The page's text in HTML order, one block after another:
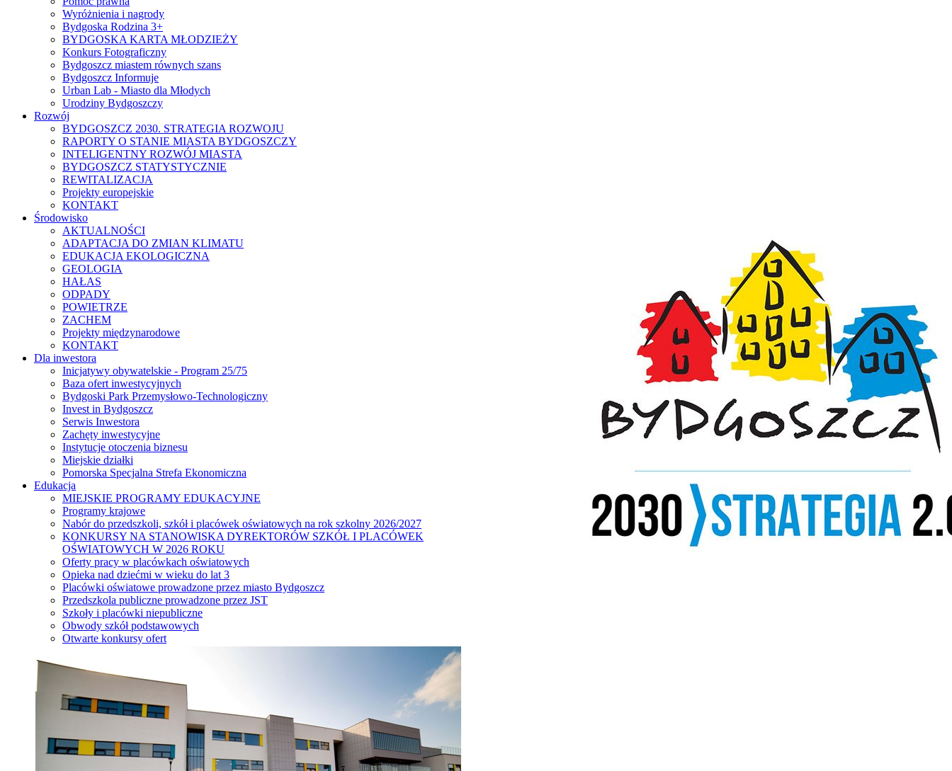
Wyróżnienia i nagrody
Bydgoska Rodzina 3+
BYDGOSKA KARTA MŁODZIEŻY
Konkurs Fotograficzny
Bydgoszcz miastem równych szans
Bydgoszcz Informuje
Urban Lab - Miasto dla Młodych
Urodziny Bydgoszczy
Rozwój
BYDGOSZCZ 2030. STRATEGIA ROZWOJU
RAPORTY O STANIE MIASTA BYDGOSZCZY
INTELIGENTNY ROZWÓJ MIASTA
BYDGOSZCZ STATYSTYCZNIE
REWITALIZACJA
Projekty europejskie
KONTAKT
Środowisko
AKTUALNOŚCI
ADAPTACJA DO ZMIAN KLIMATU
EDUKACJA EKOLOGICZNA
GEOLOGIA
HAŁAS
ODPADY
POWIETRZE
ZACHEM
Projekty międzynarodowe
KONTAKT
Dla inwestora
Inicjatywy obywatelskie - Program 25/75
Baza ofert inwestycyjnych
Bydgoski Park Przemysłowo-Technologiczny
Invest in Bydgoszcz
Serwis Inwestora
Zachęty inwestycyjne
Instytucje otoczenia biznesu
Miejskie działki
Pomorska Specjalna Strefa Ekonomiczna
Edukacja
MIEJSKIE PROGRAMY EDUKACYJNE
Programy krajowe
Nabór do przedszkoli, szkół i placówek oświatowych na rok szkolny 2026/2027
KONKURSY NA STANOWISKA DYREKTORÓW SZKÓŁ I PLACÓWEK
OŚWIATOWYCH W 2026 ROKU
Oferty pracy w placówkach oświatowych
Opieka nad dziećmi w wieku do lat 3
Placówki oświatowe prowadzone przez miasto Bydgoszcz
Przedszkola publiczne prowadzone przez JST
Szkoły i placówki niepubliczne
Obwody szkół podstawowych
Otwarte konkursy ofert